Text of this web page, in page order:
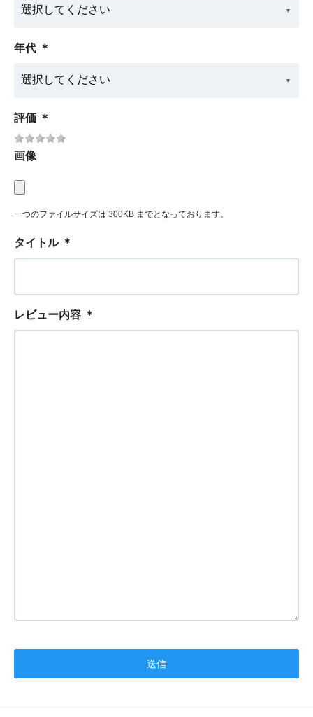
年代 ＊
評価 ＊
画像
一つのファイルサイズは 300KB までとなっております。
タイトル ＊
レビュー内容 ＊